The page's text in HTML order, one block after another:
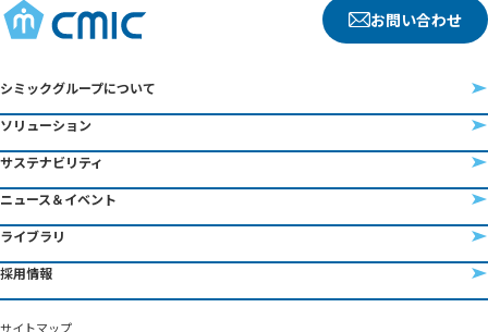
お問い合わせ
シミックグループについて
ソリューション
サステナビリティ
ニュース＆イベント
ライブラリ
採用情報
サイトマップ